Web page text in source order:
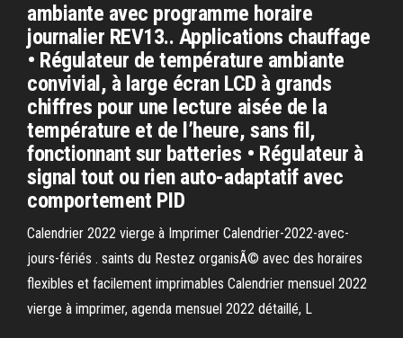
ambiante avec programme horaire
journalier REV13.. Applications chauffage
• Régulateur de température ambiante
convivial, à large écran LCD à grands
chiffres pour une lecture aisée de la
température et de l’heure, sans fil,
fonctionnant sur batteries • Régulateur à
signal tout ou rien auto-adaptatif avec
comportement PID
Calendrier 2022 vierge à Imprimer Calendrier-2022-avec-
jours-fériés . saints du Restez organisÃ© avec des horaires
flexibles et facilement imprimables Calendrier mensuel 2022
vierge à imprimer, agenda mensuel 2022 détaillé, L